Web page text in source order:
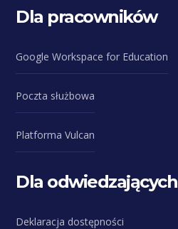
Dla pracowników
Google Workspace for Education
Poczta służbowa
Platforma Vulcan
Dla odwiedzających
Deklaracja dostępności